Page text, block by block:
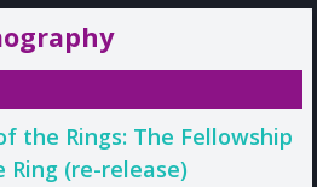
the Rings: The Fellowship
Ring (re-release)